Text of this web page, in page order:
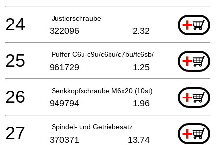
Justierschraube +
24 322096 2.32
Puffer C6u-c9u/c6bu/c7bu/fc6sb/ C6dd +
25 961729 1.25
Senkkopfschraube M6x20 (10st) +
26 949794 1.96
Spindel- und Getriebesatz +
27 370371 13.74